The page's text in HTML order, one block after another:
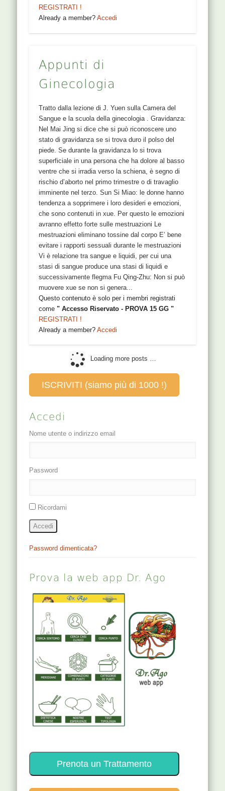
REGISTRATI !
Already a member?Accedi
Appunti di
Ginecologia
Tratto dalla lezione di J. Yuen sulla Camera del
Sangue e la scuola della ginecologia . Gravidanza:
Nel Mai Jing si dice che si può riconoscere uno
stato di gravidanza se si trova duro il polso del
piede. Se durante la gravidanza lo si trova
superficiale in una persona che ha dolore al basso
ventre che si irradia verso la schiena, è segno di
rischio d’aborto nel primo trimestre o di travaglio
imminente nel terzo. Sun Si Miao: le donne hanno
tendenza a sopprimere i loro desideri e emozioni,
che sono contenuti in xue. Per questo le emozioni
avranno effetto forte sulle mestruazioni Le
mestruazioni eliminano tossine dal corpo E’ bene
evitare i rapporti sessuali durante le mestruazioni
Vi è relazione tra sangue e liquidi, per cui una
stasi di sangue produce una stasi di liquidi e
successivamente flegma Fu Qing-Zhu: Non si può
muovere xue se non si genera...
Questo contenuto è solo per i membri registrati
come" Accesso Riservato - PROVA 15 GG "
REGISTRATI !
Already a member?Accedi
Loading more posts …
ISCRIVITI (siamo più di 1000 !)
Accedi
Nome utente o indirizzo email
Password
Ricordami
Accedi
Password dimenticata?
Prova la web app Dr. Ago
Prenota un Trattamento